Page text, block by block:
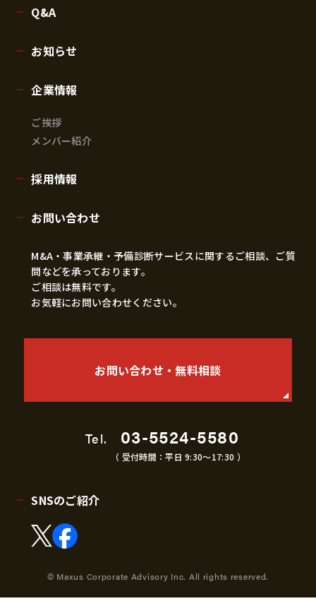
Q&A
お知らせ
企業情報
ご挨拶
メンバー紹介
採用情報
お問い合わせ
M&A・事業承継・予備診断サービスに関するご相談、ご質
問などを承っております。
ご相談は無料です。
お気軽にお問い合わせください。
お問い合わせ・無料相談
Tel. 03-5524-5580
（ 受付時間：平日 9:30〜17:30 ）
SNSのご紹介
© Maxus Corporate Advisory Inc. All rights reserved.